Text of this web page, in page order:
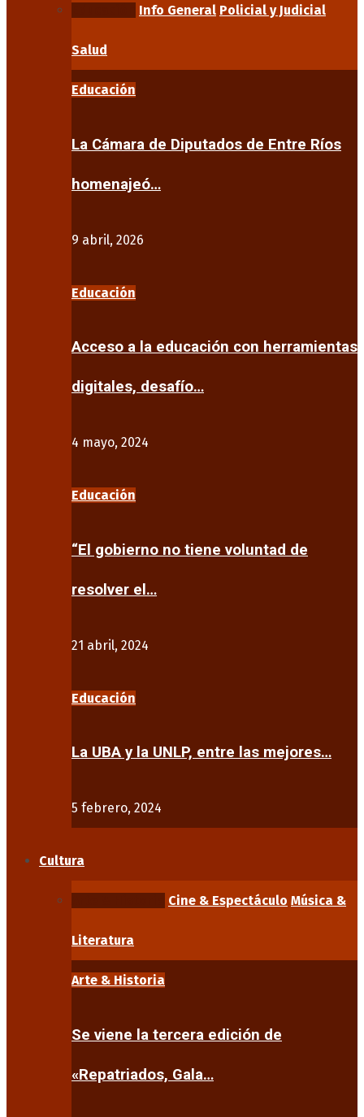
Info General Policial y Judicial
Salud
Educación
La Cámara de Diputados de Entre Ríos
homenajeó…
9 abril, 2026
Educación
Acceso a la educación con herramientas
digitales, desafío…
4 mayo, 2024
Educación
“El gobierno no tiene voluntad de
resolver el…
21 abril, 2024
Educación
La UBA y la UNLP, entre las mejores…
5 febrero, 2024
Cultura
Cine & Espectáculo Música &
Literatura
Arte & Historia
Se viene la tercera edición de
«Repatriados, Gala…